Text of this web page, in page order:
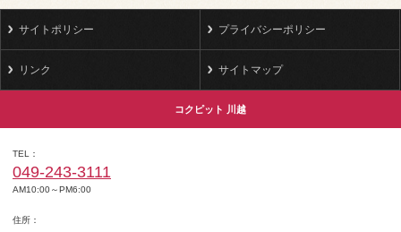
サイトポリシー プライバシーポリシー
リンク サイトマップ
コクピット 川越
TEL
049-243-3111
AM10:00～PM6:00
住所